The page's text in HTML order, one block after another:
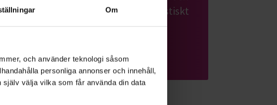
Om
och använder teknologi såsom
personliga annonser och innehåll,
välja vilka som får använda din data
redigera allt till ett fantastiskt
slutresultat.
Läs mer om ämnet